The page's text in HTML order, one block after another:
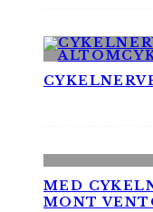
MED
MONT